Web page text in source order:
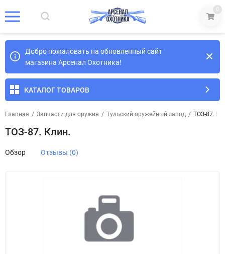
0
Добро пожаловать на обновленный сайт
магазина Арсенал Охотника!
КАТАЛОГ ТОВАРОВ
Главная / Запчасти для оружия / Тульский оружейный завод / ТОЗ-87.
ТОЗ-87. Клин.
Обзор Отзывы (0)